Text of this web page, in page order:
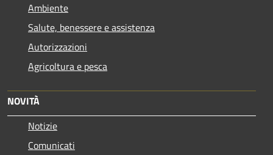
Ambiente
Salute, benessere e assistenza
Autorizzazioni
Agricoltura e pesca
NOVITÀ
Notizie
Comunicati